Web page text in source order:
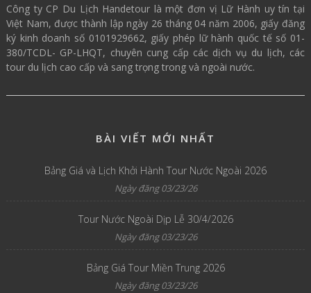
Công ty CP Du Lịch Handetour là một đơn vị Lữ Hành uy tín tại
Việt Nam, được thành lập ngày 26 tháng 04 năm 2006, giấy đăng
ký kinh doanh số 0101929662, giấy phép lữ hành quốc tế số 01-
380/TCDL- GP-LHQT, chuyên cung cấp các dịch vụ du lịch, các
tour du lịch cao cấp và sang trọng trong và ngoài nước.
BÀI VIẾT MỚI NHẤT
Bảng Giá và Lịch Khởi Hành Tour Nước Ngoài 2026
Ngày đăng 03/23/26
Tour Nước Ngoài Dịp Lễ 30/4/2026
Ngày đăng 03/23/26
Bảng Giá Tour Miền Trung 2026
Ngày đăng 03/23/26